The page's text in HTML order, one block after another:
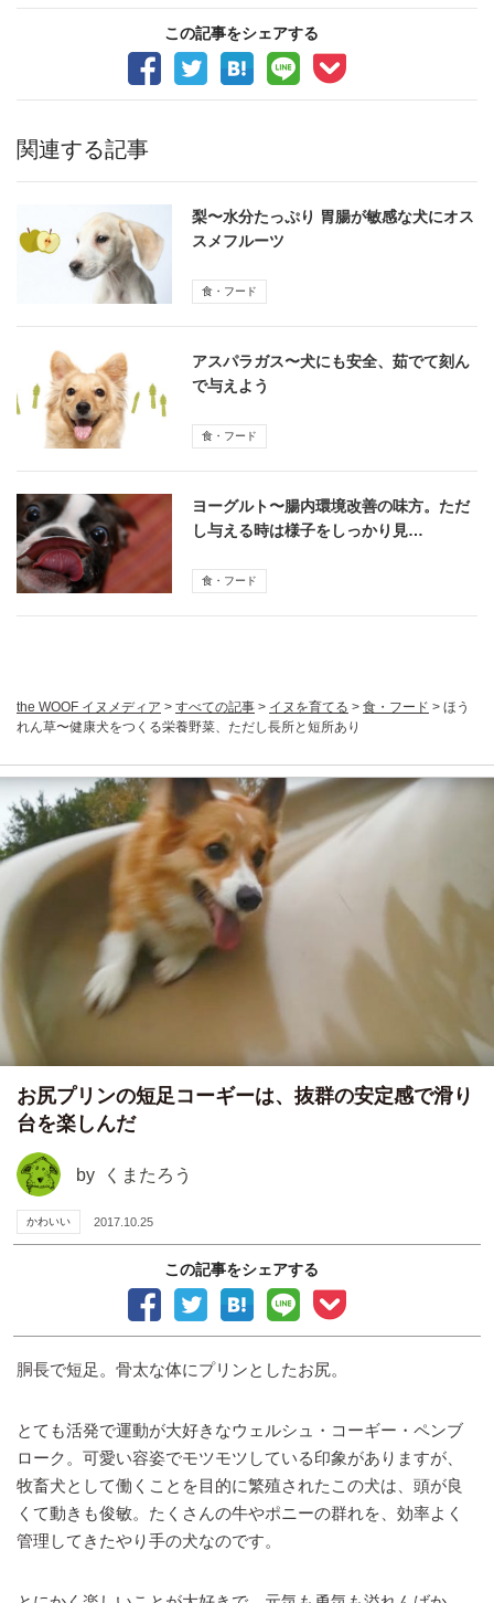
この記事をシェアする
関連する記事
梨〜水分たっぷり 胃腸が敏感な犬にオス
スメフルーツ
食・フード
アスパラガス〜犬にも安全、茹でて刻ん
で与えよう
食・フード
ヨーグルト〜腸内環境改善の味方。ただ
し与える時は様子をしっかり見…
食・フード
the WOOF イヌメディア > すべての記事 > イヌを育てる > 食・フード > ほう
れん草〜健康犬をつくる栄養野菜、ただし長所と短所あり
お尻プリンの短足コーギーは、抜群の安定感で滑り
台を楽しんだ
by くまたろう
かわいい 2017.10.25
この記事をシェアする
胴長で短足。骨太な体にプリンとしたお尻。
とても活発で運動が大好きなウェルシュ・コーギー・ペンブ
ローク。可愛い容姿でモツモツしている印象がありますが、
牧畜犬として働くことを目的に繁殖されたこの犬は、頭が良
くて動きも俊敏。たくさんの牛やポニーの群れを、効率よく
管理してきたやり手の犬なのです。